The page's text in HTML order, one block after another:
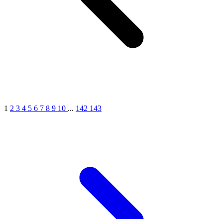
1 2 3 4 5 6 7 8 9 10 ... 142 143